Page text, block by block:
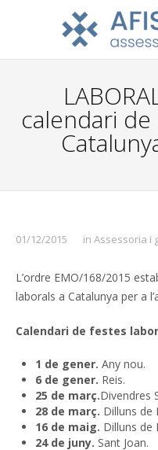
calendari
01/12/2015 in Assessoria i
L’ordre EMO/168/2015
laborals a Catalunya per a
Calendari de festes
1 de gener. Any nou.
6 de gener. Reis.
25 de març.Divendres
28 de març. Dilluns de
16 de maig. Dilluns de
24 de juny. Sant Joan.